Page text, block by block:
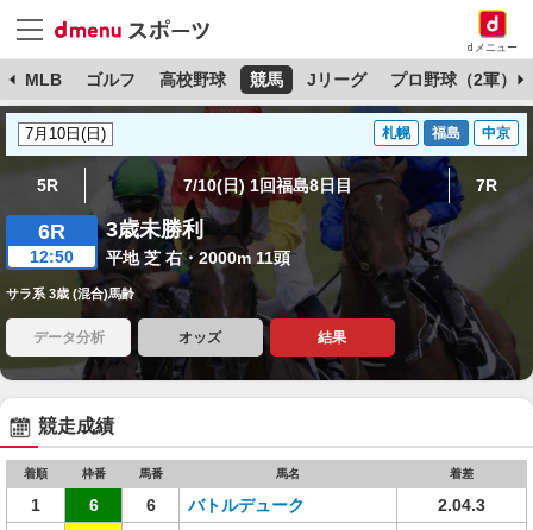
dメニュー
MLB ゴルフ 高校野球 競馬 Jリーグ プロ野球（2軍）
札幌 福島 中京
5R 7/10(日) 1回福島8日目 7R
6R
12:50
3歳未勝利
平地 芝 右・2000m 11頭
サラ系 3歳 (混合)馬齢
データ分析 オッズ 結果
競走成績
着順 枠番 馬番 馬名 着差
1 6 6 バトルデューク
2.04.3